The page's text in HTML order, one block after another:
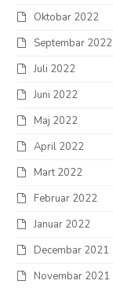
Oktobar 2022
Septembar 2022
Juli 2022
Juni 2022
Maj 2022
April 2022
Mart 2022
Februar 2022
Januar 2022
Decembar 2021
Novembar 2021